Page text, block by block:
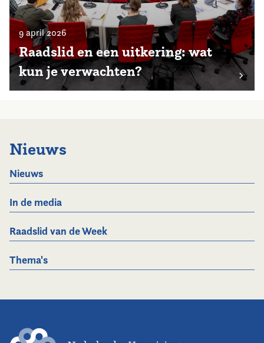
9 april 2026
Raadslid en een uitkering: wat
kun je verwachten?
Nieuws
Nieuws
In de media
Raadslid van de Week
Thema's